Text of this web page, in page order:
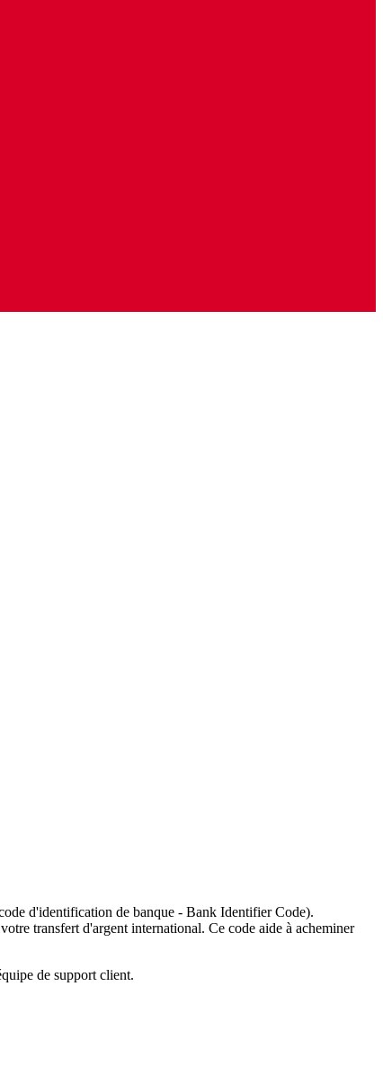
d'identification de banque - Bank Identifier Code).
transfert d'argent international. Ce code aide à acheminer
de support client.